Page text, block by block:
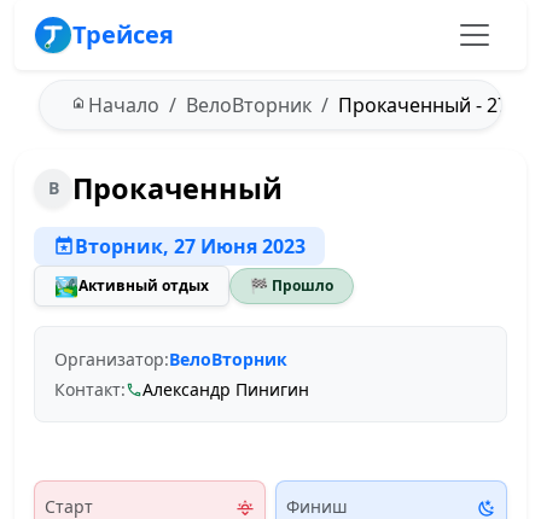
Трейсея
Начало ВелоВторник Прокаченный -
В Прокаченный
Вторник, 27 Июня 2023
🏞️Активный отдых 🏁 Прошло
Организатор:ВелоВторник
Контакт:
Александр Пинигин
Старт Финиш